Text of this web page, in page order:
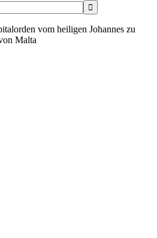
vom heiligen Johannes zu
Malta